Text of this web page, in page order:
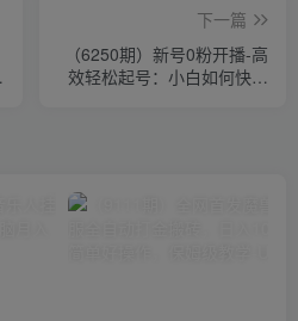
下一篇
（6250期）新号0粉开播-高
效轻松起号：小白如何快速